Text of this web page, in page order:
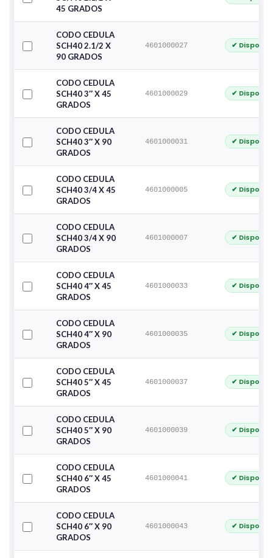
45 GRADOS
CODO CEDULA
SCH40 2.1/2 X
90 GRADOS
4601000027 ✔
CODO CEDULA
SCH40 3″ X 45
GRADOS
4601000029 ✔
CODO CEDULA
SCH40 3″ X 90
GRADOS
4601000031 ✔
CODO CEDULA
SCH40 3/4 X 45
GRADOS
4601000005 ✔
CODO CEDULA
SCH40 3/4 X 90
GRADOS
4601000007 ✔
CODO CEDULA
SCH40 4″ X 45
GRADOS
4601000033 ✔
CODO CEDULA
SCH40 4″ X 90
GRADOS
4601000035 ✔
CODO CEDULA
SCH40 5″ X 45
GRADOS
4601000037 ✔
CODO CEDULA
SCH40 5″ X 90
GRADOS
4601000039 ✔
CODO CEDULA
SCH40 6″ X 45
GRADOS
4601000041 ✔
CODO CEDULA
SCH40 6″ X 90
GRADOS
4601000043 ✔